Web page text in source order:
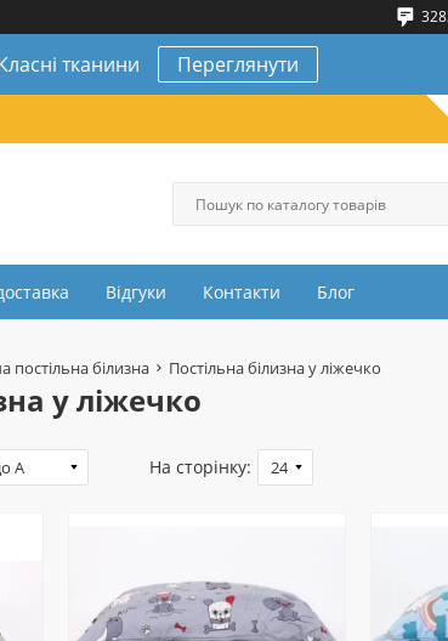
тканини Переглянути
Відгуки Контакти Блог
постільна білизна Постільна білизна у ліжечко
у ліжечко
На сторінку: